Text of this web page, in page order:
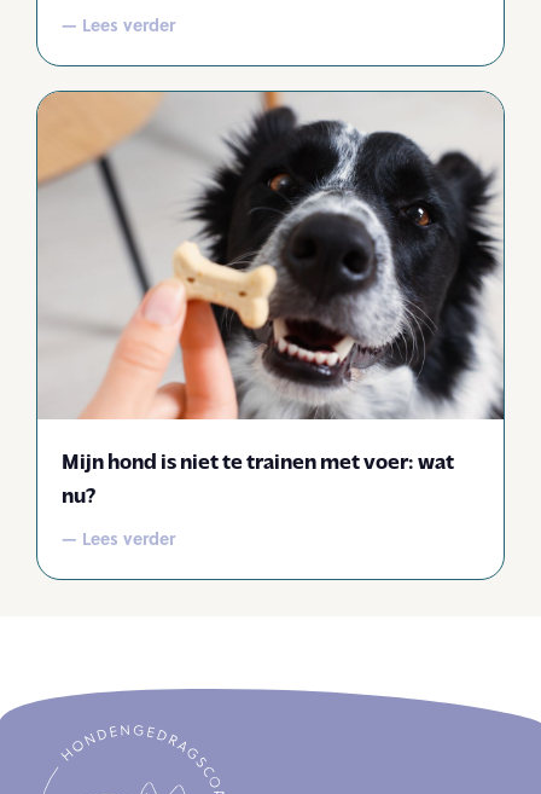
— Lees verder
Mijn hond is niet te trainen met voer: wat
nu?
— Lees verder